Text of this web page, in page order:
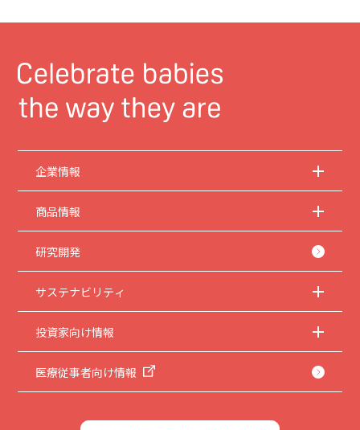
企業情報
商品情報
研究開発
サステナビリティ
投資家向け情報
医療従事者向け情報